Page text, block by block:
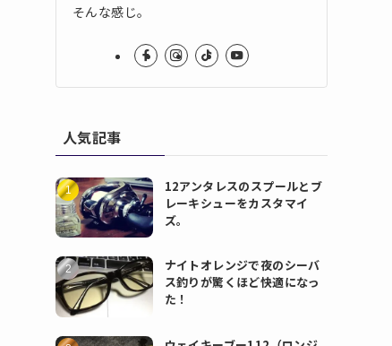
そんな感じ。
人気記事
12アンタレスのスプールとブ
レーキシューをカスタマイ
ズ。
ナイトオレンジで夜のシーバ
ス釣りが驚くほど快適になっ
た！